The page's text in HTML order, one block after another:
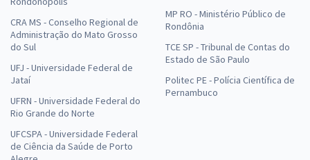
CRA MS - Conselho Regional de
Administração do Mato Grosso
do Sul
UFJ - Universidade Federal de
Jataí
UFRN - Universidade Federal do
Rio Grande do Norte
UFCSPA - Universidade Federal
de Ciência da Saúde de Porto
MP RO - Ministério Público de
Rondônia
TCE SP - Tribunal de Contas do
Estado de São Paulo
Politec PE - Polícia Científica de
Pernambuco